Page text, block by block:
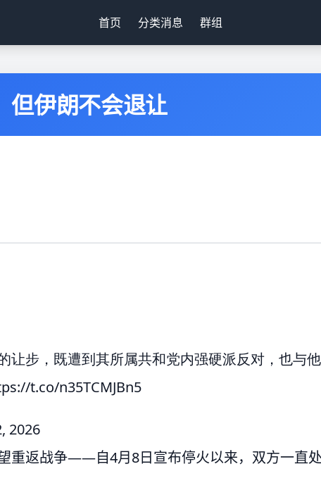
首页 分类消息 群组
但伊朗不会退让
让步，既遭到其所属共和党内强硬派反对，也与他
t.co/n35TCMJBn5
2026
重返战争——自4月8日宣布停火以来，双方一直